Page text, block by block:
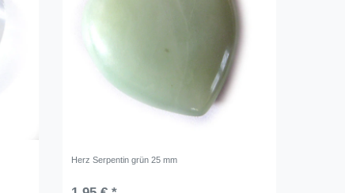
Herz Serpentin grün 25 mm